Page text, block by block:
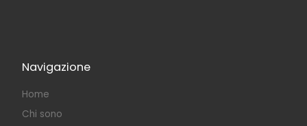
Navigazione
Home
Chi sono